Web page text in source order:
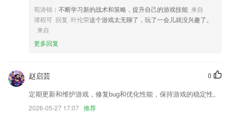
荀涛锦 ：不断学习新的战术和策略，提升自己的游戏技能 来自
谭程可 回复 叶伦荣这个游戏太无聊了，玩了一会儿就没兴趣了。
来自
更多回复
0
赵启芸
定期更新和维护游戏，修复bug和优化性能，保持游戏的稳定性。
2026-05-27 17:07 推荐